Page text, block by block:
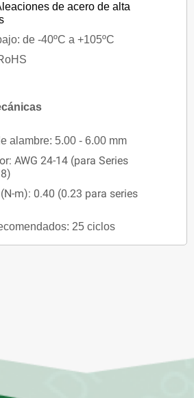
de acero de alta
de -40ºC a +105ºC
alambre: 5.00 - 6.00 mm
AWG 24-14 (para Series
m): 0.40 (0.23 para series
25 ciclos